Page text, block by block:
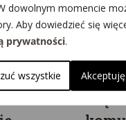
dowolnym momencie
Aby dowiedzieć się
prywatności.
wszystkie
Koło
własny
ozdoba